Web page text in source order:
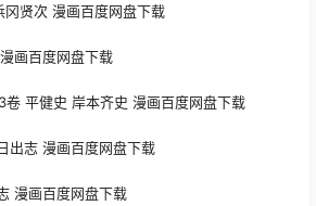
贤次 漫画百度网盘下载
画百度网盘下载
卷 平健史 岸本齐史 漫画百度网盘下载
出志 漫画百度网盘下载
漫画百度网盘下载